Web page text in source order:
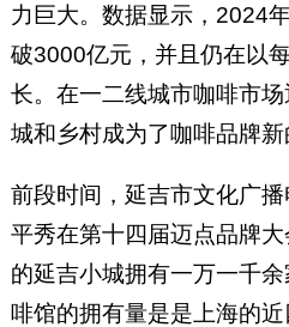
力巨大。数据显示，2024
破3000亿元，并且仍在以
长。在一二线城市咖啡市
城和乡村成为了咖啡品牌新
前段时间，延吉市文化广
平秀在第十四届迈点品牌
的延吉小城拥有一万一千
啡馆的拥有量是是上海的